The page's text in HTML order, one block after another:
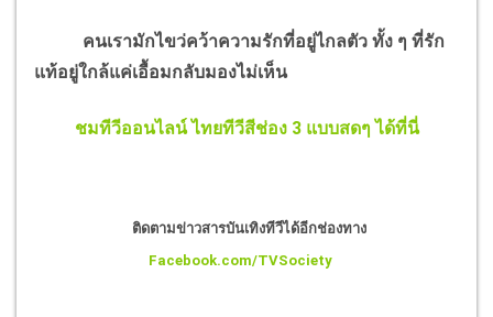
คนเรามักไขว่คว้าความรักที่อยู่ไกลตัว ทั้ง ๆ ที่รัก
แท้อยู่ใกล้แค่เอื้อมกลับมองไม่เห็น
ชมทีวีออนไลน์ ไทยทีวีสีช่อง 3 แบบสดๆ ได้ที่นี่
ติดตามข่าวสารบันเทิงทีวีได้อีกช่องทาง
Facebook.com/TVSociety